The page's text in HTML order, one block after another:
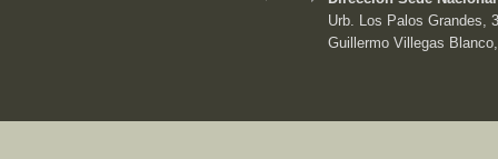
Urb. Los Palos Grandes,
Guillermo Villegas